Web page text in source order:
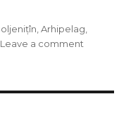
,Arhipelag
Leave a comment